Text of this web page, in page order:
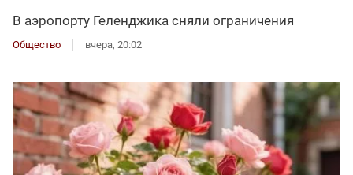
В аэропорту Геленджика сняли ограничения
Общество вчера, 20:02